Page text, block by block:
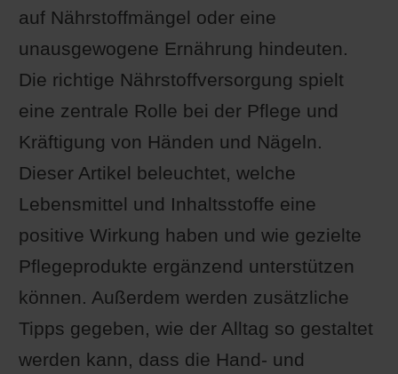
auf Nährstoffmängel oder eine
unausgewogene Ernährung hindeuten.
Die richtige Nährstoffversorgung spielt
eine zentrale Rolle bei der Pflege und
Kräftigung von Händen und Nägeln.
Dieser Artikel beleuchtet, welche
Lebensmittel und Inhaltsstoffe eine
positive Wirkung haben und wie gezielte
Pflegeprodukte ergänzend unterstützen
können. Außerdem werden zusätzliche
Tipps gegeben, wie der Alltag so gestaltet
werden kann, dass die Hand- und